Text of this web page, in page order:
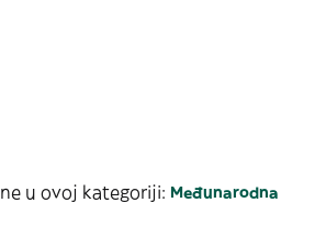
u ovoj kategoriji: Međunarodna